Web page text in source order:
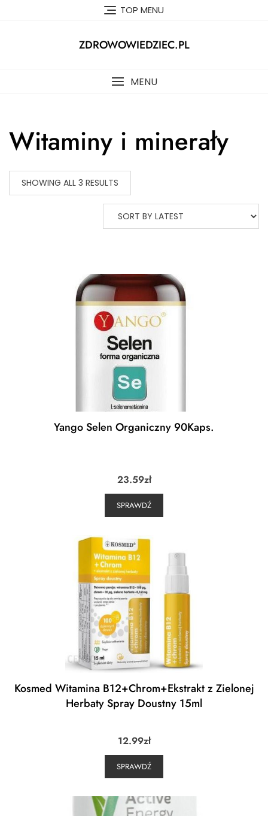
TOP MENU
ZDROWOWIEDZIEC.PL
MENU
Witaminy i minerały
SHOWING ALL 3 RESULTS
Yango Selen Organiczny 90Kaps.
23.59zł
SPRAWDŹ
Kosmed Witamina B12+Chrom+Ekstrakt z Zielonej
Herbaty Spray Doustny 15ml
12.99zł
SPRAWDŹ